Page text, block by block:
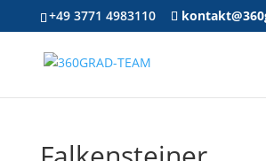
+49 3771 4983110